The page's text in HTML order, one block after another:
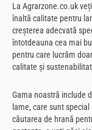
La Agrarzone.co.uk
înaltă calitate pentru
creșterea adecvată
întotdeauna cea mai
pentru care lucrăm
calitate și
Gama noastră include
lame, care sunt
căutarea de hrană